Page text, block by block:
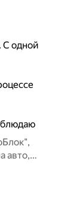
С одной
авто,